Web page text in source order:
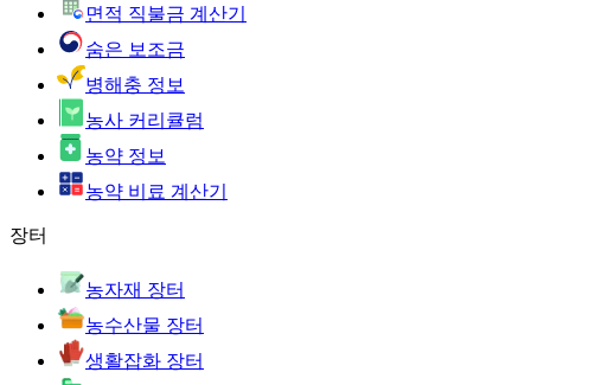
면적 직불금 계산기
숨은 보조금
병해충 정보
농사 커리큘럼
농약 정보
농약 비료 계산기
장터
농자재 장터
농수산물 장터
생활잡화 장터